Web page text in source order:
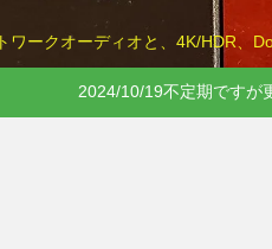
ワークオーディオと、4K/HDR、
2024/10/19不定期ですが